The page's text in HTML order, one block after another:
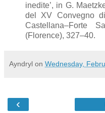
inedite’, in G.
del XV Convegno
Castellana–Forte
(Florence), 327–40.
Ayndryl on Wednesday,
‹